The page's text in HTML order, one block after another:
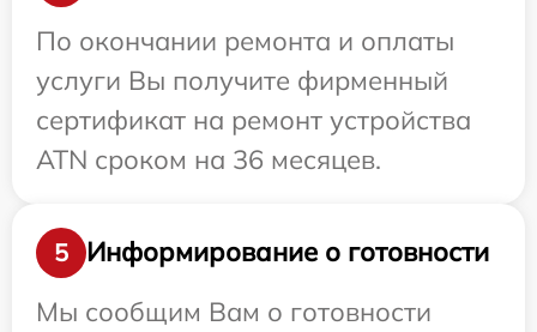
По окончании ремонта и оплаты
услуги Вы получите фирменный
сертификат на ремонт устройства
ATN сроком на 36 месяцев.
5
Информирование о готовности
Мы сообщим Вам о готовности